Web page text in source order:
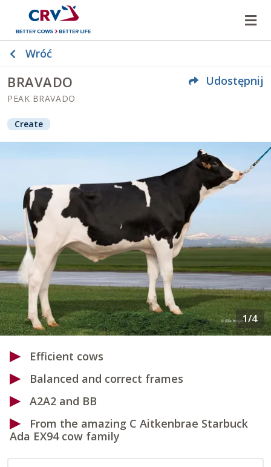
Wróć
BRAVADO
PEAK BRAVADO
Udostępnij
Create
Efficient cows
Balanced and correct frames
A2A2 and BB
From the amazing C Aitkenbrae Starbuck
Ada EX94 cow family